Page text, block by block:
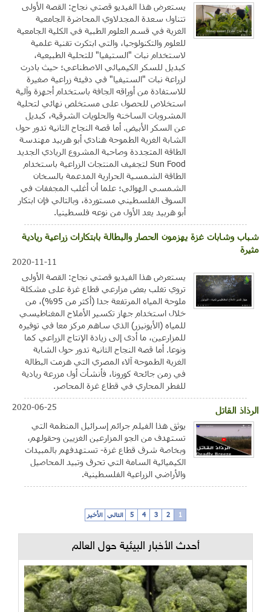
يستعرض هذا الفيديو قصتي نجاح: القصة الأولى
تتناول سعدة المجدلاوي المحاضرة الجامعية
الغزية في قسم العلوم الطبية في الكلية الجامعية
للعلوم والتكنولوجيا، والتي ابتكرت تقنية علمية
لاستخدام نبات "الستيفيا" للتحلية الطبيعية،
كبديل للسكر الكيميائي الاصطناعي؛ حيث بادرت
لزراعة نبات "الستيفيا" في دفيئة زراعية صغيرة
للاستفادة من أوراقه الجافة باستخدام أجهزة وآلية
استخلاص للحصول على مستخلص نهائي لتحلية
المشروبات الساخنة والحلويات الشرقية، كبديل
عن السكر الأبيض. أما قصة النجاح الثانية تدور حول
الشابة الغزية الطموحة هنادي أبو هربيد مهندسة
الطاقة المتجددة وصاحبة المشروع الريادي الجديد
Sun Food لتجفيف المنتجات الزراعية باستخدام
الطاقة الشمسية الحرارية المدعمة بالسخان
الشمسي الهوائي؛ علما أن أغلب المجففات في
السوق الفلسطيني مستوردة، وبالتالي فإن ابتكار
أبو هربيد يعد الأول من نوعه فلسطينيا.
شباب وشابات غزة يهزمون الحصار والبطالة بابتكارات زراعية ريادية
مثيرة
2020-11-11
يستعرض هذا الفيديو قصتي نجاح: القصة الأولى
تروي تغلب بعض مزارعي قطاع غزة على مشكلة
ملوحة المياه المرتفعة جدا (أكثر من 95%)، من
خلال استخدام جهاز تكسير الأملاح المغناطيسي
للمياه (الأيونيزر) الذي ساهم مركز معا في توفيره
للمزارعين، ما أدى إلى زيادة الإنتاج الزراعي كما
ونوعا. أما قصة النجاح الثانية تدور حول الشابة
الغزية الطموحة آلاء المصري التي هزمت البطالة
في زمن جائحة كورونا، فأنشأت أول مزرعة ريادية
للفطر المحاري في قطاع غزة المحاصر.
الرذاذ القاتل
2020-06-25
يوثق هذا الفيلم جرائم إسرائيل المنظمة التي
تستهدف من الجو المزارعين الغزيين وحقولهم،
وبخاصة شرق قطاع غزة- تستهدفهم بالمبيدات
الكيميائية السامة التي تحرق وتبيد المحاصيل
والأراضي الزراعية الفلسطينية.
1
2
3
4
5 التالي الأخير
أحدث الأخبار البيئية حول العالم